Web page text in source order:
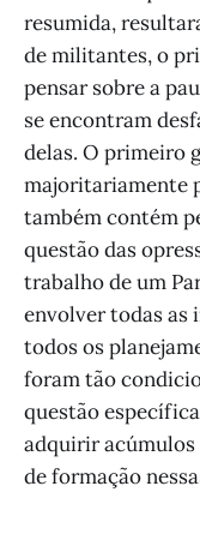
resumida,
de militantes, o
pensar sobre a
se encontram
delas. O primeiro
majoritariamente
também contém
questão das
trabalho de um
envolver todas as
todos os
foram tão
questão
adquirir
de formação